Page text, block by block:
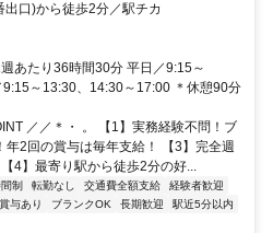
口)から徒歩2分／駅チカ
あたり36時間30分 平日／9:15～
～13:30、14:30～17:00 ＊休憩90分
／／＊・ 。 【1】実務経験不問！ブ
年2回の賞与は毎年支給！ 【3】完全週
4】最寄り駅から徒歩2分の好...
制 転勤なし 交通費全額支給
経験者歓迎
賞与あり ブランクOK 長期歓迎
駅近5分以内